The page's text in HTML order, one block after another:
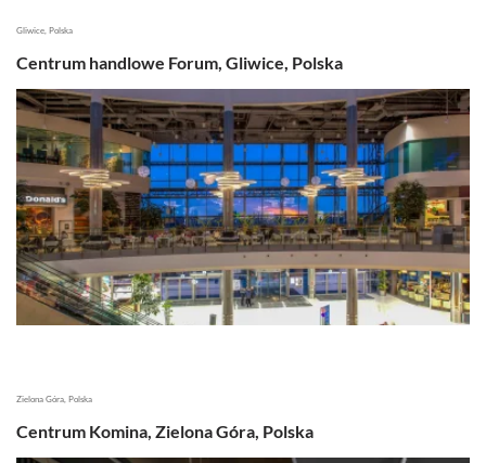
Gliwice, Polska
Centrum handlowe Forum, Gliwice, Polska
Zielona Góra, Polska
Centrum Komina, Zielona Góra, Polska